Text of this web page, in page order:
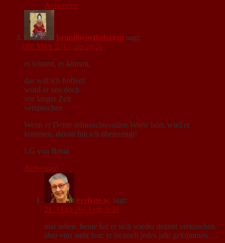
Antworten
bruni8wortbehagen sagt:
20. März 2013 um 20:26
er kömmt, er kömmt,
das will ich hoffen!
wurd er uns doch
vor langer Zeit
versprochen
Wenn er Deine sehnsuchtsvollen Worte hört, wird er
kommen, davon bin ich überrzeugt!
LG von Bruni
Antworten
evelyne w. sagt:
21. März 2013 um 9:30
mal sehen. heute hat er sich wieder dezent verkrochen.
aber eins steht fest: er ist noch jedes jahr gekommen …